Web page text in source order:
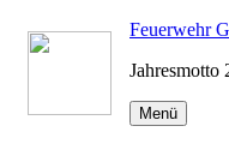
Zum
Inhalt
Feuerwehr
Menü